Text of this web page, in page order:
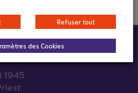
:
1945
Refuser tout
des Cookies